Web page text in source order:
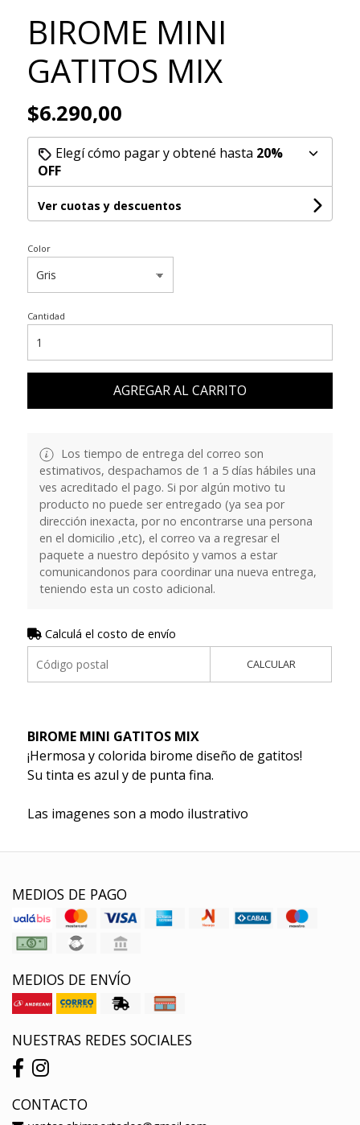
BIROME MINI
GATITOS MIX
$6.290,00
Elegí cómo pagar y obtené hasta 20%
OFF
Ver cuotas y descuentos
Color
Cantidad
AGREGAR AL CARRITO
Los tiempo de entrega del correo son
estimativos, despachamos de 1 a 5 días hábiles una
ves acreditado el pago. Si por algún motivo tu
producto no puede ser entregado (ya sea por
dirección inexacta, por no encontrarse una persona
en el domicilio ,etc), el correo va a regresar el
paquete a nuestro depósito y vamos a estar
comunicandonos para coordinar una nueva entrega,
teniendo esta un costo adicional.
Calculá el costo de envío
CALCULAR
BIROME MINI GATITOS MIX
¡Hermosa y colorida birome diseño de gatitos!
Su tinta es azul y de punta fina.
Las imagenes son a modo ilustrativo
MEDIOS DE PAGO
MEDIOS DE ENVÍO
NUESTRAS REDES SOCIALES
CONTACTO